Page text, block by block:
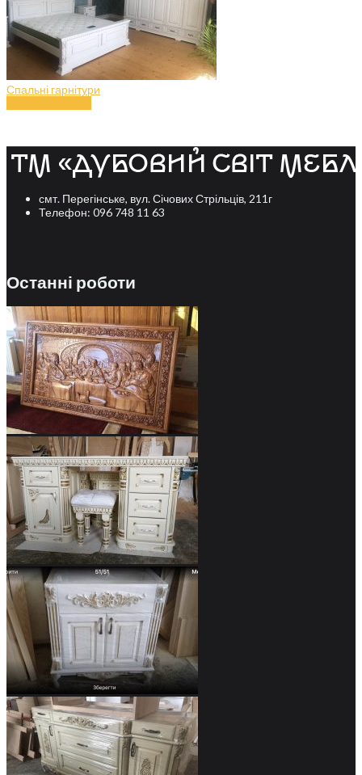
Спальні гарнітури
смт. Перегінське, вул. Січових Стрільців, 211г
Телефон: 096 748 11 63
Останні роботи